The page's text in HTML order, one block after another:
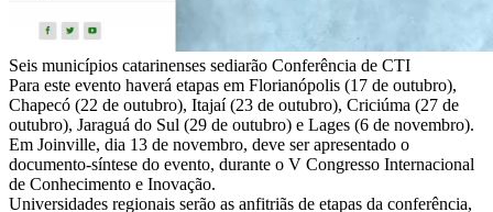
Seis municípios catarinenses sediarão Conferência de CTI
Para este evento haverá etapas em Florianópolis (17 de outubro),
Chapecó (22 de outubro), Itajaí (23 de outubro), Criciúma (27 de
outubro), Jaraguá do Sul (29 de outubro) e Lages (6 de novembro).
Em Joinville, dia 13 de novembro, deve ser apresentado o
documento-síntese do evento, durante o V Congresso Internacional
de Conhecimento e Inovação.
Universidades regionais serão as anfitriãs de etapas da conferência,